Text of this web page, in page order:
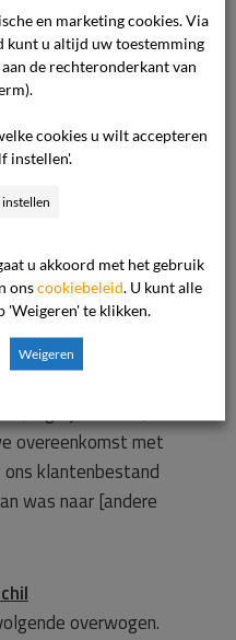
provider] dat
met ons opzegt.
medegedeeld dat hij
gewezen dat wij een
dienden te
niet voor die datum
zodat wij de
met
een voortijdige
overeenkomst met
klantenbestand
was naar [andere
overwogen.
en marketing cookies. Via
kunt u altijd uw toestemming
de rechteronderkant van
cookies u wilt accepteren
instellen'.
u akkoord met het gebruik
onscookiebeleid. U kunt alle
'Weigeren' te klikken.
Weigeren